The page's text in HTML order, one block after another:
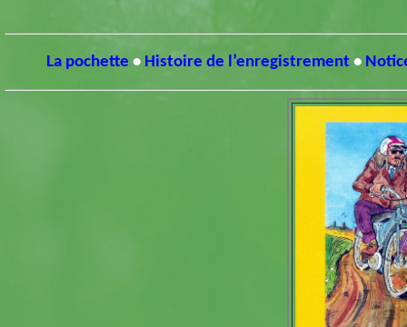
La pochette • Histoire de l’enregistrement •